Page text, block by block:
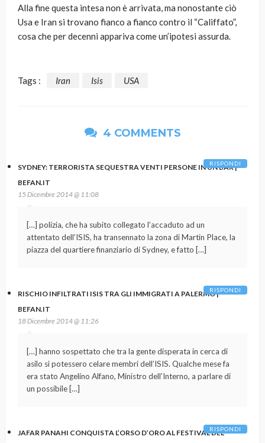
Alla fine questa intesa non è arrivata, ma nonostante ciò
Usa e Iran si trovano fianco a fianco contro il “Califfato”,
cosa che per decenni appariva come un’ipotesi assurda.
Tags : Iran Isis USA
4 COMMENTS
SYDNEY: TERRORISTA SEQUESTRA VENTI PERSONE IN UN BAR |
BEFAN.IT
15 Dicembre 2014 @ 11:08
[…] polizia, che ha subito collegato l’accaduto ad un
attentato dell’ISIS, ha transennato la zona di Martin Place, la
piazza del quartiere finanziario di Sydney, e fatto […]
RISPONDI
RISCHIO INFILTRATI ISIS TRA GLI IMMIGRATI A PALERMO |
BEFAN.IT
18 Dicembre 2014 @ 11:26
[…] hanno sospettato che tra la gente disperata in cerca di
asilo si potessero celare membri dell’ISIS. Qualche mese fa
era stato Angelino Alfano, Ministro dell’Interno, a parlare di
un possibile […]
RISPONDI
JAFAR PANAHI CONQUISTA L’ORSO D’ORO AL FESTIVAL DELRISPONDI